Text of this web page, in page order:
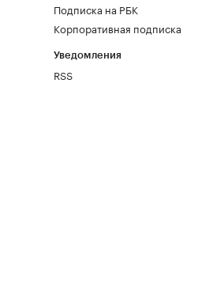
Подписка на РБК
Корпоративная подписка
Уведомления
RSS